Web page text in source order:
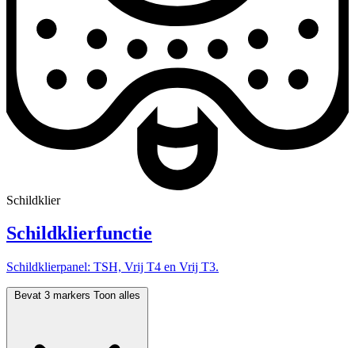
Schildklier
Schildklierfunctie
Schildklierpanel: TSH, Vrij T4 en Vrij T3.
Bevat 3 markers Toon alles